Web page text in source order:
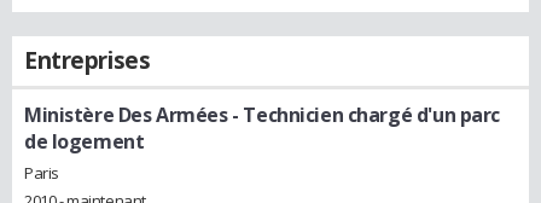
Entreprises
Ministère Des Armées- Technicien chargé d'un parc
de logement
Paris